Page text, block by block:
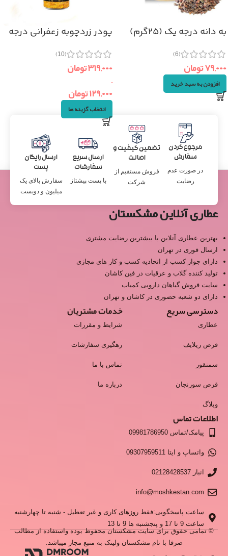
به دانه درجه یک (۲۵گرم)
(6)
۷۹,۰۰۰تومان
افزودن به سبد خرید
پودر زردچوبه زعفرانی درجه
(10)
۳۱۹,۰۰۰تومان
–
۱۲۹,۰۰۰تومان
انتخاب گزینه ها
مرجوع کردن
سفارش
در صورت عدم
رضایت
تضمین کیفیت و
اصالت
فروش مستقیم از
شرکت
ارسال سریع
سفارشات
با پست پیشتاز
ارسال رایگان
پست
سفارش بالای یک
میلیون و دویست
عطاری آنلاین مشکستان
بهترین عطاری آنلاین با بیشترین رضایت مشتری
ارسال فوری در تهران
دارای جواز کسب از اتحادیه کسب و کار های مجازی
تولید کننده گلاب و عرقیات در فین کاشان
سایت فروش گیاهان دارویی کمیاب
دارای دو شعبه حضوری در کاشان و تهران
دسترسی سریع
عطاری
قرص ریلایف
سمنقور
قرص سورنجان
وبلاگ
خدمات مشتریان
شرایط و مقررات
رهگیری سفارشات
تماس با ما
درباره ما
اطلاعات تماس
پیامک/تماس 09981786950
واتساپ و ایتا 09307959511
انبار 02128428537
info@moshkestan.com
ساعت پاسخگویی:فقط روزهای کاری و غیر تعطیل - شنبه تا چهارشنبه
ساعت 9 تا 17 و پنجشنبه ها 9 تا 13
© تمامی حقوق برای سایت مشکستان محفوظ بوده واستفاده از مطالب
صرفا با نام مشکستان ولینک به منبع مجاز میباشد.